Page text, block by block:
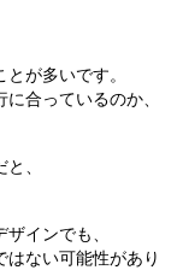
が多いです。
合っているのか、
、
インでも、
はない可能性があり